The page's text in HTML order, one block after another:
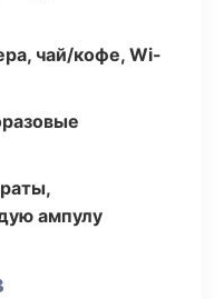
чай/кофе, Wi-
ампулу